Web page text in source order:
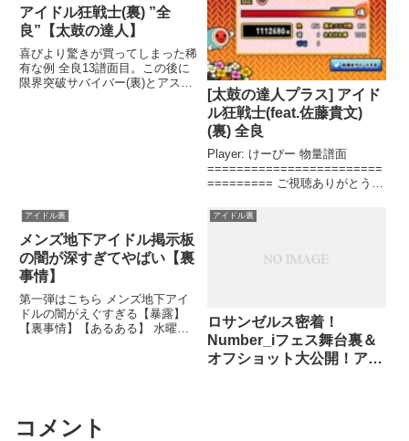
アイドル狂戦士(裏) ”全
良”【太鼓の達人】
喜びより驚きが買ってしまった稀
有な例 全良13譜面目。この後に
限界突破サバイバー(裏)とアスノ
[太鼓の達人プラス] アイド
ル狂戦士(feat.佐藤貴文)
(裏) 全良
Player: けーぴー 物量譜面
========================
========= ご視聴ありがとうご
く ...関連ツイート
アイドル裏
メンズ地下アイドル掲示板
の闇が深すぎてやばい【裏
事情】
第一弾はこちら メンズ地下アイ
ドルの闇がえぐすぎる【暴露】
【裏事情】【あるある】 水曜
アイドル裏
ロサンゼルス密着！
Number_iフェス舞台裏＆
オフショット大公開！アイ
コメント